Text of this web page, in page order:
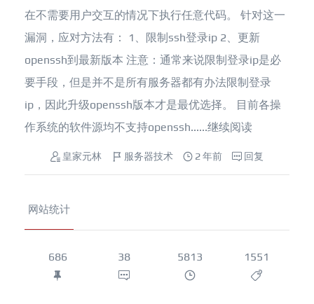
在不需要用户交互的情况下执行任意代码。 针对这一
漏洞，应对方法有： 1、限制ssh登录ip 2、更新
openssh到最新版本 注意：通常来说限制登录ip是必
要手段，但是并不是所有服务器都有办法限制登录
ip，因此升级openssh版本才是最优选择。 目前各操
作系统的软件源均不支持openssh......继续阅读
皇家元林 服务器技术 2 年前 回复
网站统计
686 38 5813 1551